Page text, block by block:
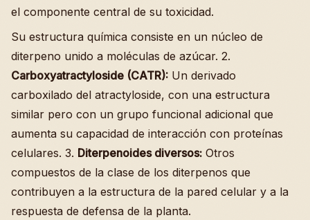
el componente central de su toxicidad.
Su estructura química consiste en un núcleo de
diterpeno unido a moléculas de azúcar. 2.
Carboxyatractyloside (CATR): Un derivado
carboxilado del atractyloside, con una estructura
similar pero con un grupo funcional adicional que
aumenta su capacidad de interacción con proteínas
celulares. 3. Diterpenoides diversos: Otros
compuestos de la clase de los diterpenos que
contribuyen a la estructura de la pared celular y a la
respuesta de defensa de la planta.